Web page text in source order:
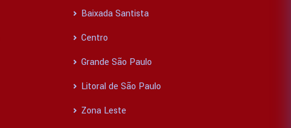
Baixada Santista
Centro
Grande São Paulo
Litoral de São Paulo
Zona Leste